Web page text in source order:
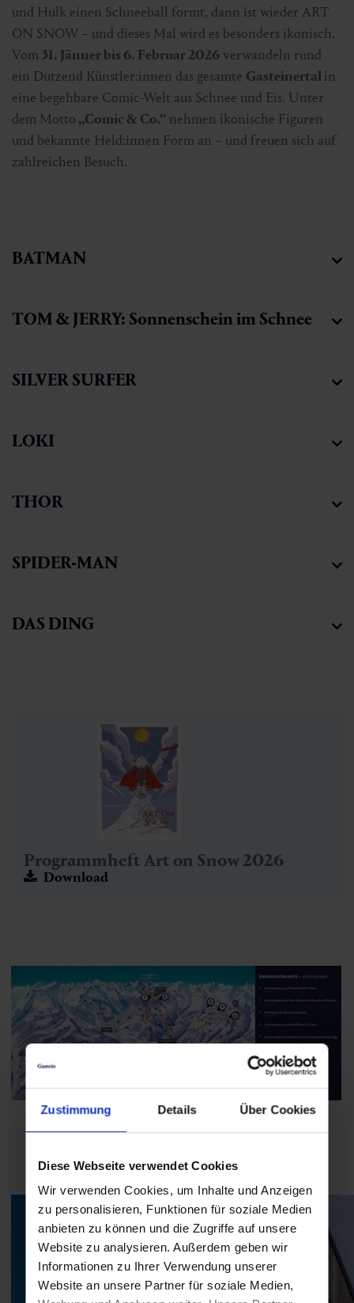
Zustimmung Details Über Cookies
Diese Webseite verwendet Cookies
Wir verwenden Cookies, um Inhalte und Anzeigen
zu personalisieren, Funktionen für soziale Medien
anbieten zu können und die Zugriffe auf unsere
Website zu analysieren. Außerdem geben wir
Informationen zu Ihrer Verwendung unserer
Website an unsere Partner für soziale Medien,
und Hulk einen Schneeball formt, dann ist wieder ART
ON SNOW – und dieses Mal wird es besonders ikonisch.
Vom 31. Jänner bis 6. Februar 2026 verwandeln rund
ein Dutzend Künstler:innen das gesamte Gasteinertalin
eine begehbare Comic-Welt aus Schnee und Eis. Unter
dem Motto „Comic & Co.“ nehmen ikonische Figuren
und bekannte Held:innen Form an – und freuen sich auf
zahlreichen Besuch.
BATMAN
TOM & JERRY: Sonnenschein im Schnee
SILVER SURFER
LOKI
THOR
SPIDER-MAN
DAS DING
Programmheft Art on Snow 2026
Download